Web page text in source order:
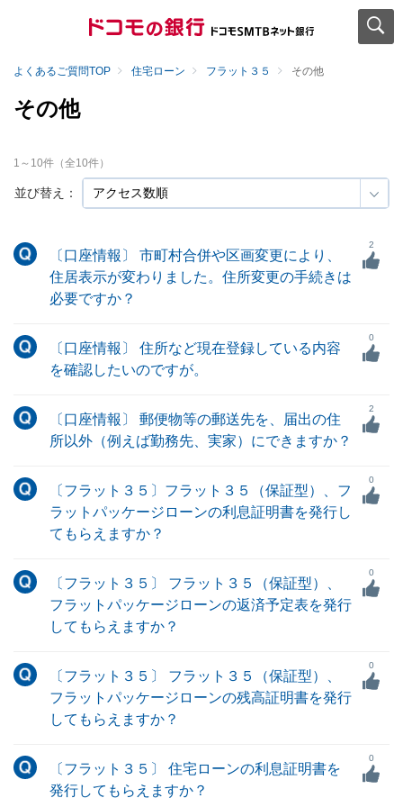
よくあるご質問TOP 住宅ローン フラット３５ その他
その他
並び替え：
1 ～ 10件（全10件）
〔口座情報〕 市町村合併や区画変更により、
住居表示が変わりました。住所変更の手続きは
必要ですか？
2
〔口座情報〕 住所など現在登録している内容
を確認したいのですが。
0
〔口座情報〕 郵便物等の郵送先を、届出の住
所以外（例えば勤務先、実家）にできますか？
2
〔フラット３５〕フラット３５（保証型）、フ
ラットパッケージローンの利息証明書を発行し
てもらえますか？
0
〔フラット３５〕 フラット３５（保証型）、
フラットパッケージローンの返済予定表を発行
してもらえますか？
0
〔フラット３５〕 フラット３５（保証型）、
フラットパッケージローンの残高証明書を発行
してもらえますか？
0
〔フラット３５〕 住宅ローンの利息証明書を
発行してもらえますか？
0